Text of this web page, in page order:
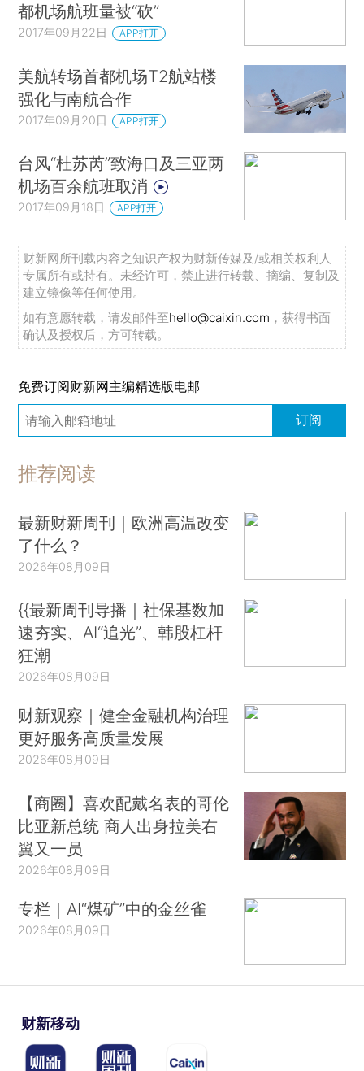
都机场航班量被“砍”
2017年09月22日 APP打开
美航转场首都机场T2航站楼
强化与南航合作
2017年09月20日 APP打开
台风“杜苏芮”致海口及三亚两
机场百余航班取消
2017年09月18日 APP打开
财新网所刊载内容之知识产权为财新传媒及/或相关权利人
专属所有或持有。未经许可，禁止进行转载、摘编、复制及
建立镜像等任何使用。
如有意愿转载，请发邮件至hello@caixin.com ，获得书面
确认及授权后，方可转载。
免费订阅财新网主编精选版电邮
订阅
推荐阅读
最新财新周刊｜欧洲高温改变
了什么？
2026年08月09日
{{最新周刊导播｜社保基数加
速夯实、AI“追光”、韩股杠杆
狂潮
2026年08月09日
财新观察｜健全金融机构治理
更好服务高质量发展
2026年08月09日
【商圈】喜欢配戴名表的哥伦
比亚新总统 商人出身拉美右
翼又一员
2026年08月09日
专栏｜AI“煤矿”中的金丝雀
2026年08月09日
财新移动